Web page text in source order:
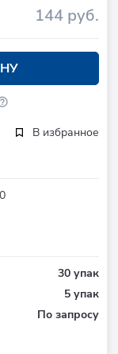
144 руб.
В избранное
30 упак
5 упак
По запросу